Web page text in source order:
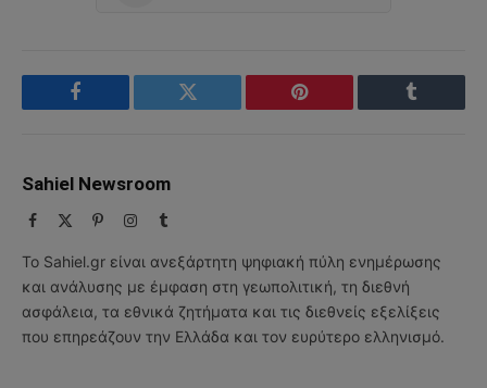
Facebook Twitter Pinterest Tumblr
Sahiel Newsroom
Facebook PinterestInstagram
Tumblr
Το Sahiel.gr είναι ανεξάρτητη ψηφιακή πύλη ενημέρωσης
και ανάλυσης με έμφαση στη γεωπολιτική, τη διεθνή
ασφάλεια, τα εθνικά ζητήματα και τις διεθνείς εξελίξεις
που επηρεάζουν την Ελλάδα και τον ευρύτερο ελληνισμό.